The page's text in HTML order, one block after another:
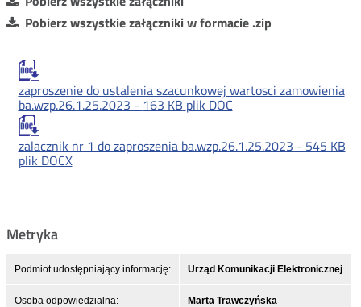
Pobierz wszystkie załączniki w formacie .zip
zaproszenie do ustalenia szacunkowej wartosci zamowienia
ba.wzp.26.1.25.2023 - 163 KB plik DOC
zalacznik nr 1 do zaproszenia ba.wzp.26.1.25.2023 - 545 KB
plik DOCX
Metryka
Podmiot udostępniający informację: Urząd Komunikacji Elektronicznej
Osoba odpowiedzialna: Marta Trawczyńska